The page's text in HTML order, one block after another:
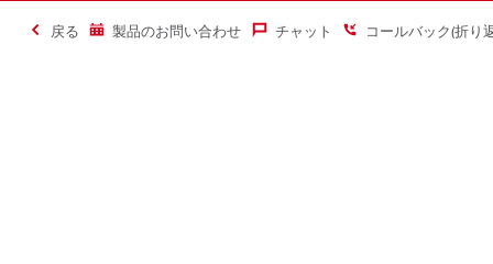
戻る 製品のお問い合わせ チャット コールバック(折り